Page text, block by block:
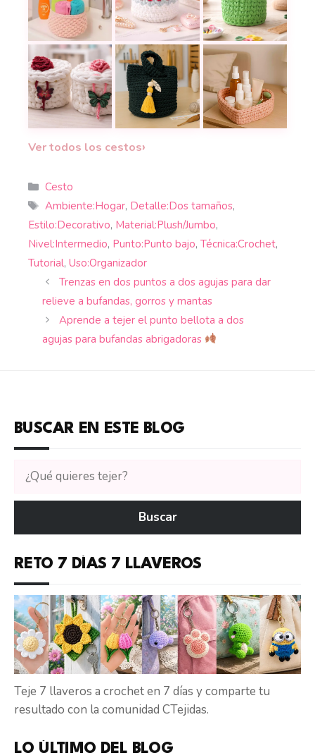
Teje una Cesta con Trapillo Resistente y
¡Organiza con estilo!Tutorial de
Cesto de tulipanes
Cómo Tejer Cajitas con Trapillo a Crochet: Firmes,
Cestita organizadora a crochet:
Cesta de trapillo a
Ver todos los cestos›
Categorías
Cesto
Etiquetas
Ambiente:Hogar, Detalle:Dos tamaños,
Estilo:Decorativo, Material:Plush/Jumbo,
Nivel:Intermedio, Punto:Punto bajo, Técnica:Crochet,
Tutorial, Uso:Organizador
Trenzas en dos puntos a dos agujas para dar
relieve a bufandas, gorros y mantas
Aprende a tejer el punto bellota a dos
agujas para bufandas abrigadoras
BUSCAR EN ESTE BLOG
Buscar
tutoriales
en
Buscar
RETO 7 DÍAS 7 LLAVEROS
Teje 7 llaveros a crochet en 7 días y comparte tu
resultado con la comunidad CTejidas.
LO ÚLTIMO DEL BLOG